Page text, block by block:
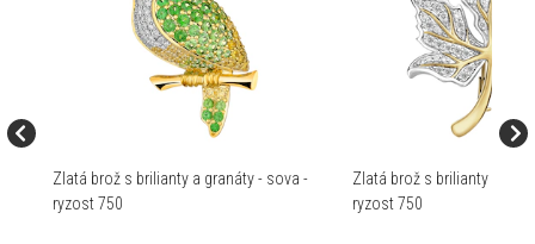
Zlatá brož s brilianty a granáty - sova -
ryzost 750
Zlatá brož s brilianty - list -
ryzost 750